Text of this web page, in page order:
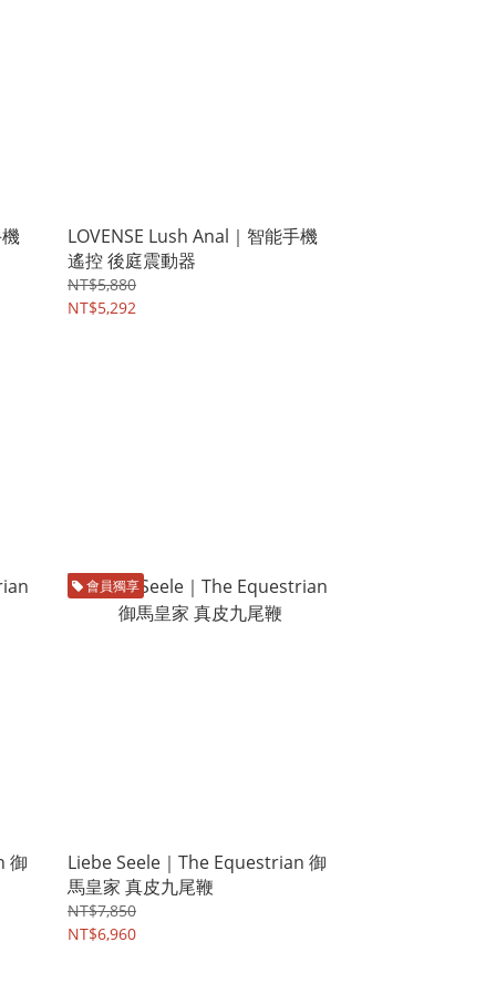
LOVENSE Lush Anal｜智能手機
遙控 後庭震動器
NT$5,880
NT$5,292
御
會員獨享
Liebe Seele｜The Equestrian 御
馬皇家 真皮九尾鞭
NT$7,850
NT$6,960